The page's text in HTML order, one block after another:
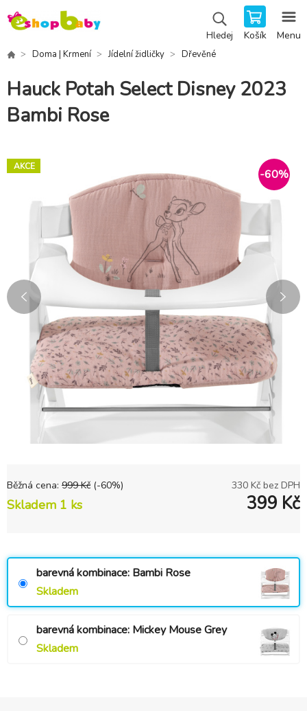
Hledej Košík Menu
Doma | Krmení Jídelní židličky Dřevěné
Hauck Potah Select Disney 2023
Bambi Rose
AKCE
-60%
Běžná cena: 999 Kč (-60%) 330 Kč bez DPH
Skladem 1 ks 399 Kč
barevná kombinace: Bambi Rose
Skladem
barevná kombinace: Mickey Mouse Grey
Skladem